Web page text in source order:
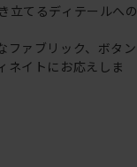
立てるディテールへの
ファブリック、ボタン
ネイトにお応えしま